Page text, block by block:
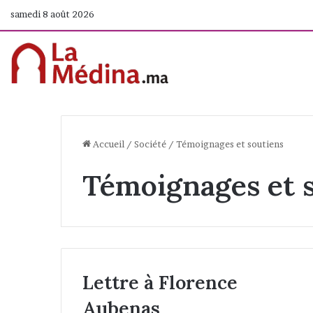
samedi 8 août 2026
Accueil / Société / Témoignages et soutiens
Témoignages et
Lettre à Florence
Aubenas